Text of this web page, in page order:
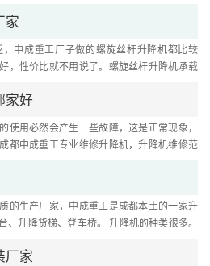
家
中成重工厂子做的螺旋丝杆升降机都比较
，性价比就不用说了。螺旋丝杆升降机承载
家好
使用必然会产生一些故障，这是正常现象，
都中成重工专业维修升降机，升降机维修范
的生产厂家，中成重工是成都本土的一家升
、升降货梯、登车桥。 升降机的种类很多。
厂家